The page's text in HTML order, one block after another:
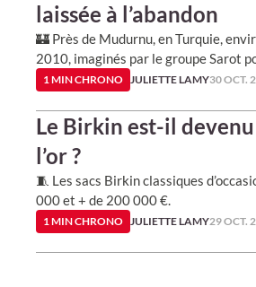
laissée à l’abandon
🏰 Près de Mudurnu, en Turquie,
2010, imaginés par le groupe Sarot
1 MIN CHRONO JULIETTE LAMY30 OCT.
Le Birkin est-il
l’or ?
🧵 Les sacs Birkin classiques
000 et + de 200 000 €.
1 MIN CHRONO JULIETTE LAMY29 OCT.